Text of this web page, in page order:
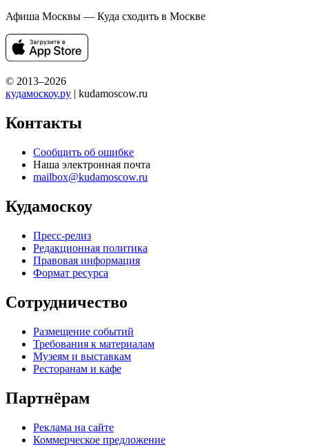
Афиша Москвы — Куда сходить в Москве
© 2013–2026
кудамоскоу.ру | kudamoscow.ru
Контакты
Сообщить об ошибке
Наша электронная почта
mailbox@kudamoscow.ru
Кудамоскоу
Пресс-релиз
Редакционная политика
Правовая информация
Формат ресурса
Сотрудничество
Размещение событий
Требования к материалам
Музеям и выставкам
Ресторанам и кафе
Партнёрам
Реклама на сайте
Коммерческое предложение